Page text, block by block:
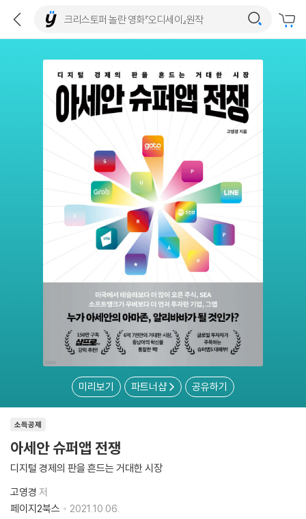
미리보기 파트너샵 공유하기
소득공제
아세안 슈퍼앱 전쟁
디지털 경제의 판을 흔드는 거대한 시장
고영경 저
페이지2북스
2021.10.06.